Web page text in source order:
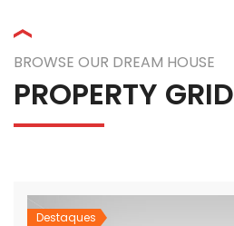
BROWSE OUR DREAM HOUSE
PROPERTY GRID
Destaques